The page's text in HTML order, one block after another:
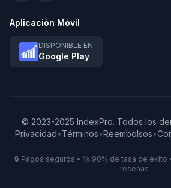
Aplicación Móvil
DISPONIBLE EN
Google Play
© 2023-2025 IndexPro. Todos los
Privacidad•Términos•Reembolsos•
🔒 Pagos seguros • 🚀 90% de tasa de éxito
reseñas